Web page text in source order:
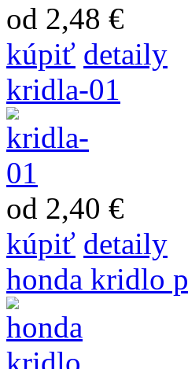
od 2,48 €
kúpiť detaily
kridla-01
od 2,40 €
kúpiť detaily
honda kridlo p